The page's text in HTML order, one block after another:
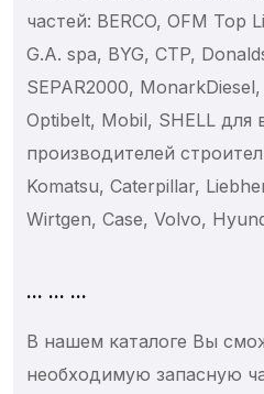
Стопоры
Хомуты
Шайбы и гроверы
Фильтры
Фильтры воздушные
частей: BERCO, OFM Top
G.A. spa, BYG, CTP,
SEPAR2000,
Optibelt, Mobil, SHELL для
производителей
Komatsu, Caterpillar,
Wirtgen, Case, Volvo,
... ... ...
В нашем каталоге Вы
необходимую запасную